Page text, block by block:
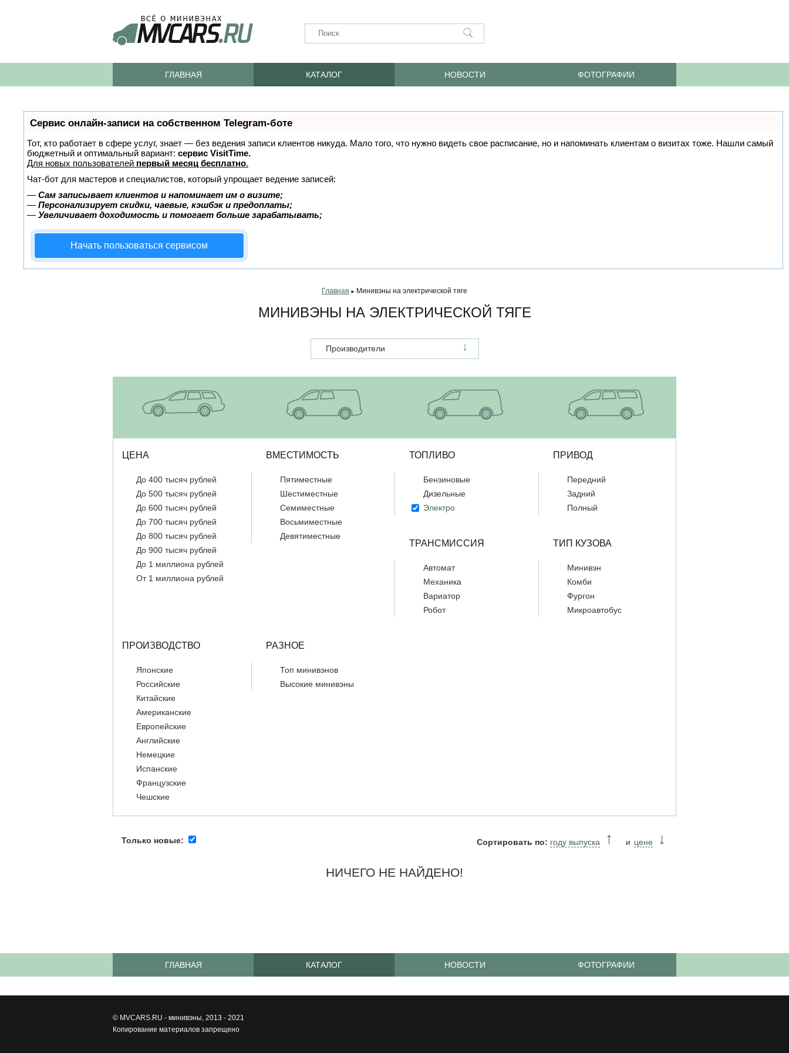
ГЛАВНАЯ КАТАЛОГ НОВОСТИ ФОТОГРАФИИ
Сервис онлайн-записи на собственном Telegram-боте
Тот, кто работает в сфере услуг, знает — без ведения записи клиентов никуда. Мало того, что нужно видеть свое расписание, но и напоминать клиентам о визитах тоже. Нашли самый
бюджетный и оптимальный вариант: сервис VisitTime.
Для новых пользователей первый месяц бесплатно.
Чат-бот для мастеров и специалистов, который упрощает ведение записей:
— Сам записывает клиентов и напоминает им о визите;
— Персонализирует скидки, чаевые, кэшбэк и предоплаты;
— Увеличивает доходимость и помогает больше зарабатывать;
Начать пользоваться сервисом
Главная ► Минивэны на электрической тяге
МИНИВЭНЫ НА ЭЛЕКТРИЧЕСКОЙ ТЯГЕ
Производители
ЦЕНА
До 400 тысяч рублей
До 500 тысяч рублей
До 600 тысяч рублей
До 700 тысяч рублей
До 800 тысяч рублей
До 900 тысяч рублей
До 1 миллиона рублей
От 1 миллиона рублей
ВМЕСТИМОСТЬ
Пятиместные
Шестиместные
Семиместные
Восьмиместные
Девятиместные
ТОПЛИВО
Бензиновые
Дизельные
Электро
ПРИВОД
Передний
Задний
Полный
ТРАНСМИССИЯ
Автомат
Механика
Вариатор
Робот
ТИП КУЗОВА
Минивэн
Комби
Фургон
Микроавтобус
ПРОИЗВОДСТВО
Японские
Российские
Китайские
Американские
Европейские
Английские
Немецкие
Испанские
Французские
Чешские
РАЗНОЕ
Топ минивэнов
Высокие минивэны
Только новые: Сортировать по: году выпуска цене
НИЧЕГО НЕ НАЙДЕНО!
ГЛАВНАЯ КАТАЛОГ НОВОСТИ ФОТОГРАФИИ
© MVCARS.RU - минивэны, 2013 - 2021
Копирование материалов запрещено